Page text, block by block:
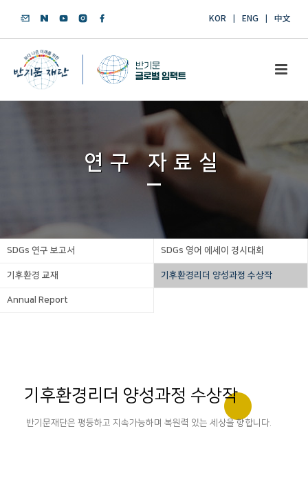
KOR ENG 中文
연구 자료실
SDGs 연구 보고서 SDGs 영어 에세이 경시대회
기후환경 교재 기후환경리더 양성과정 수상작
Annual Report
기후환경리더 양성과정 수상작
반기문재단은 평등하고 지속가능하며 복원력 있는 세상을 향합니다.